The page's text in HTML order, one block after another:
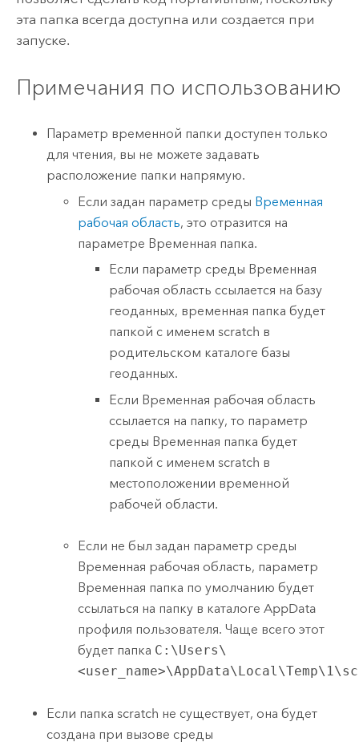
эта папка всегда доступна или создается при
запуске.
Примечания по использованию
Параметр временной папки доступен только
для чтения, вы не можете задавать
расположение папки напрямую.
Если задан параметр среды Временная
рабочая область, это отразится на
параметре Временная папка.
Если параметр среды Временная
рабочая область ссылается на базу
геоданных, временная папка будет
папкой с именем scratch в
родительском каталоге базы
геоданных.
Если Временная рабочая область
ссылается на папку, то параметр
среды Временная папка будет
папкой с именем scratch в
местоположении временной
рабочей области.
Если не был задан параметр среды
Временная рабочая область, параметр
Временная папка по умолчанию будет
ссылаться на папку в каталоге AppData
профиля пользователя. Чаще всего этот
будет папка C:\Users\
Если папка scratch не существует, она будет
создана при вызове среды